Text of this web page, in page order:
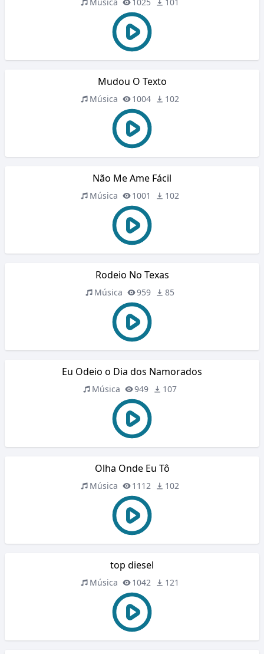
Mudou O Texto
Música 1004 102
Não Me Ame Fácil
Música 1001 102
Rodeio No Texas
Música 959 85
Eu Odeio o Dia dos Namorados
Música 949 107
Olha Onde Eu Tô
Música 1112 102
top diesel
Música 1042 121